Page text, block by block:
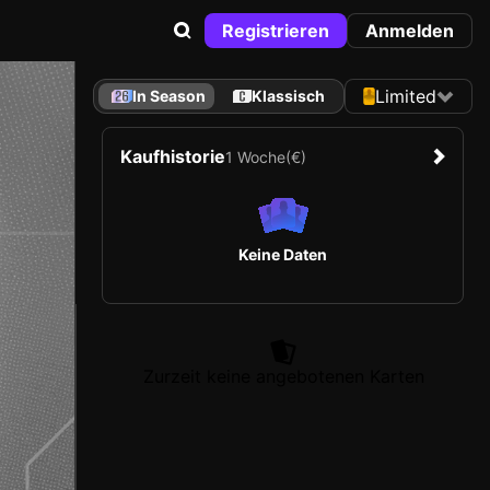
Registrieren Anmelden
In Season Klassisch Limited
Kaufhistorie1 Woche(€)
Keine Daten